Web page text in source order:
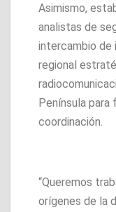
Asimismo,
analistas de
intercambio de
regional
Península
coordinación.
“Queremos
orígenes de la